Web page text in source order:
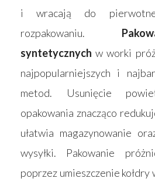
i wracają do
rozpakowaniu.
syntetycznych w worki
najpopularniejszych i
metod. Usunięcie
opakowania znacząco
ułatwia magazynowanie
wysyłki. Pakowanie
poprzez umieszczenie kołdry